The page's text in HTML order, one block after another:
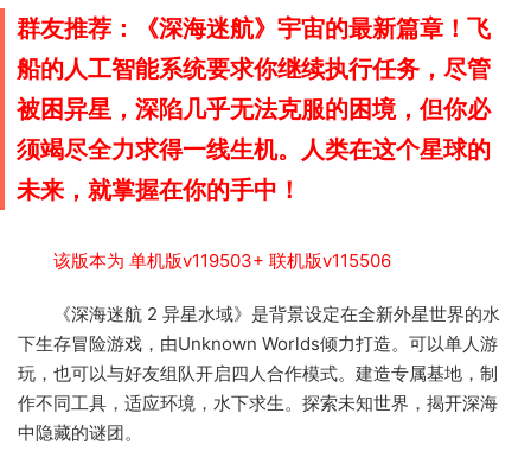
群友推荐：《深海迷航》宇宙的最新篇章！飞
船的人工智能系统要求你继续执行任务，尽管
被困异星，深陷几乎无法克服的困境，但你必
须竭尽全力求得一线生机。人类在这个星球的
未来，就掌握在你的手中！
该版本为 单机版v119503+ 联机版v115506
《深海迷航 2 异星水域》是背景设定在全新外星世界的水
下生存冒险游戏，由Unknown Worlds倾力打造。可以单人游
玩，也可以与好友组队开启四人合作模式。建造专属基地，制
作不同工具，适应环境，水下求生。探索未知世界，揭开深海
中隐藏的谜团。